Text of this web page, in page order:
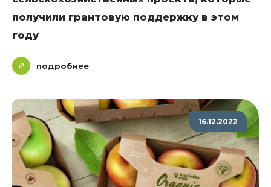
получили грантовую поддержку в этом
году
подробнее
16.12.2022